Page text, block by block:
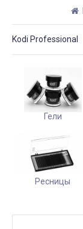
Kodi Professional
Гели
Ресницы